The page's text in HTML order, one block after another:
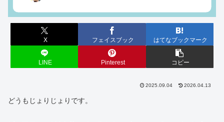
X フェイスブック はてなブックマーク
LINE Pinterest コピー
2025.09.04 2026.04.13
どうもじょりじょりです。